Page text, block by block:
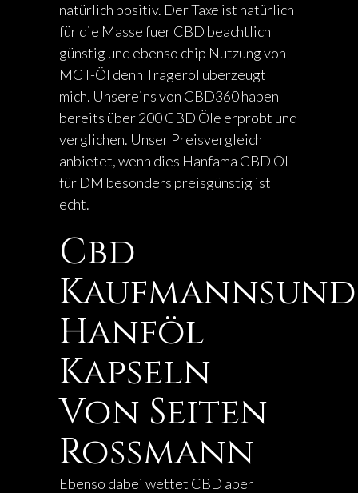
natürlich positiv. Der Taxe ist natürlich
für die Masse fuer CBD beachtlich
günstig und ebenso chip Nutzung von
MCT-Öl denn Trägeröl überzeugt
mich. Unsereins von CBD360 haben
bereits über 200 CBD Öle erprobt und
verglichen. Unser Preisvergleich
anbietet, wenn dies Hanfama CBD Öl
für DM besonders preisgünstig ist
echt.
Cbd
Kaufmannsund
Hanföl
Kapseln
Von Seiten
Rossmann
Ebenso dabei wettet CBD aber